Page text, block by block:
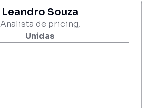
Leandro Souza
Analista de pricing,
Unidas